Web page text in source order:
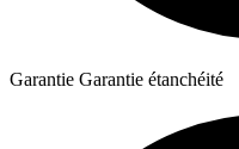
Garantie Garantie étanchéité